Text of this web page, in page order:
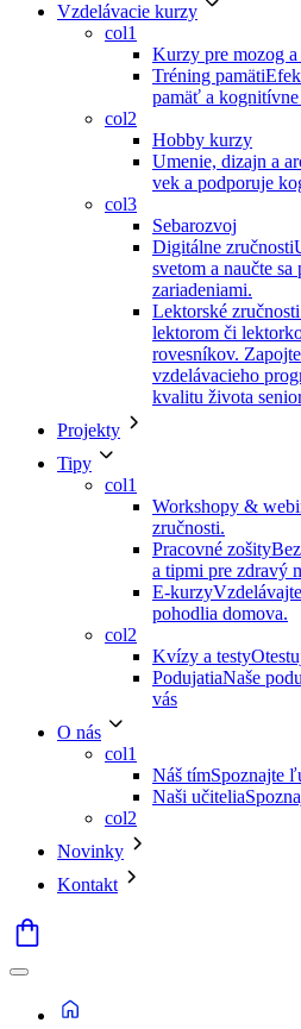
Vzdelávacie kurzy
col1
Kurzy pre mozog
Tréning pamäti
pamäť a
col2
Hobby kurzy
Umenie, dizajn a
vek a podporuje
col3
Sebarozvoj
Digitálne zručnosti
svetom a naučte
zariadeniami.
Lektorské
lektorom či
rovesníkov.
vzdelávacieho
kvalitu života
Projekty
Tipy
col1
Workshopy &
zručnosti.
Pracovné zošity
a tipmi pre zdravý
E-kurzy
pohodlia domova.
col2
Kvízy a testy
PodujatiaNaše
vás
O nás
col1
Náš tímSpoznajte
Naši učitelia
col2
Novinky
Kontakt